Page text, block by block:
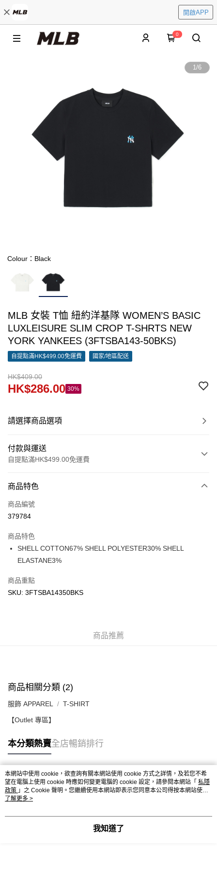
開啟APP
0
1/6
Colour：Black
MLB 女裝 T恤 紐約洋基隊 WOMEN’S BASIC
LUXLEISURE SLIM CROP T-SHRTS NEW
YORK YANKEES (3FTSBA143-50BKS)
自提點滿HK$499.00免運費 國家/地區配送
HK$409.00
HK$286.00 30%
請選擇商品選項
付款與運送
自提點滿HK$499.00免運費
信用卡
Apple Pay
AlipayHK
WeChat Pay
商品特色
商品編號
379784
商品特色
SHELL COTTON67% SHELL POLYESTER30% SHELL
ELASTANE3%
商品重點
SKU: 3FTSBA14350BKS
商品推薦
商品相關分類 (2)
服飾 APPAREL T-SHIRT
【Outlet 專區】
本分類熱賣全店暢銷排行
熱門標籤
熱銷排行
本網站中使用 cookie，欲查詢有關本網站使用 cookie 方式之詳情，及若您不希
望在電腦上使用 cookie 時應如何變更電腦的 cookie 設定，請參閱本網站「 私隱
政策 」之 Cookie 聲明。您繼續使用本網站即表示您同意本公司得按本網站使用
條款之 Cookie 聲明使用 cookie。
了解更多 >
我知道了